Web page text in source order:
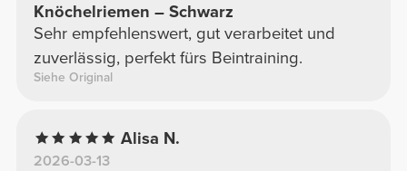
Knöchelriemen – Schwarz
Sehr empfehlenswert, gut verarbeitet und
zuverlässig, perfekt fürs Beintraining.
Siehe Original
Alisa N.
2026-03-13